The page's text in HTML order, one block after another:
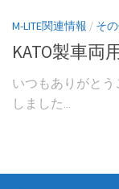
M-LITE関連情報 / そ
KATO製車両
いつもありがと
しました...